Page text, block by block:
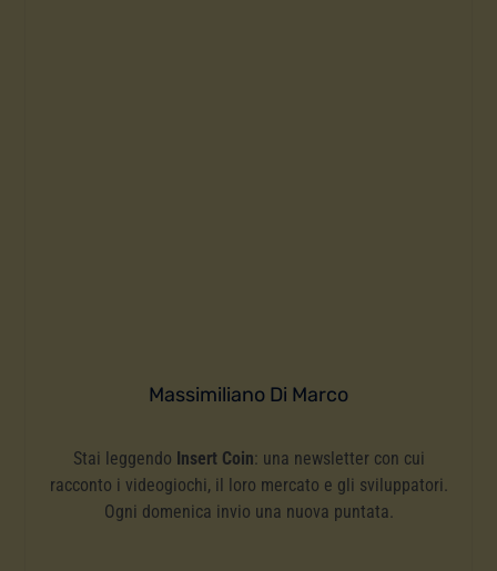
Massimiliano Di Marco
Stai leggendo Insert Coin: una newsletter con cui
racconto i videogiochi, il loro mercato e gli sviluppatori.
Ogni domenica invio una nuova puntata.